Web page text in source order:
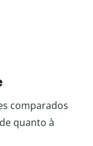
comparados
quanto à